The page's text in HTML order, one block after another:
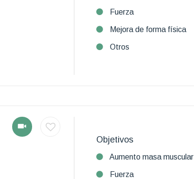
Fuerza
Mejora de forma física
Otros
Objetivos
Aumento masa muscular
Fuerza